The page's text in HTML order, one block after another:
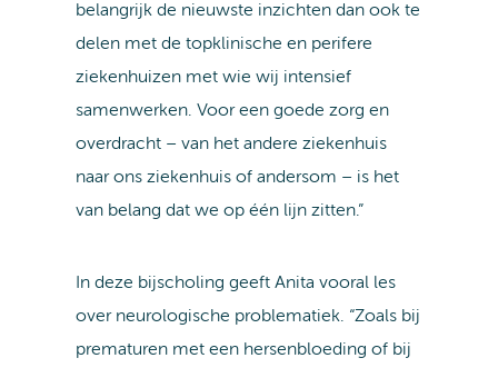
belangrijk de nieuwste inzichten dan ook te
delen met de topklinische en perifere
ziekenhuizen met wie wij intensief
samenwerken. Voor een goede zorg en
overdracht – van het andere ziekenhuis
naar ons ziekenhuis of andersom – is het
van belang dat we op één lijn zitten.”
In deze bijscholing geeft Anita vooral les
over neurologische problematiek. “Zoals bij
prematuren met een hersenbloeding of bij